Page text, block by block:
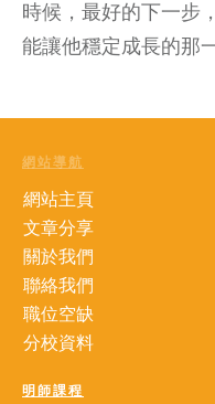
時候，最好的下一步
能讓他穩定成長的那
網站導航
網站主頁
文章分享
關於我們
聯絡我們
職位空缺
分校資料
明師課程